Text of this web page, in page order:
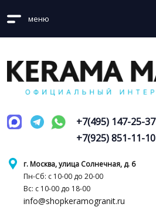
меню
г. Москва, улица Солнечная, д. 6
Пн-Сб: с 10-00 до 20-00
Вс: с 10-00 до 18-00
info@shopkeramogranit.ru
+7(495) 147-25-37
+7(925) 851-11-10